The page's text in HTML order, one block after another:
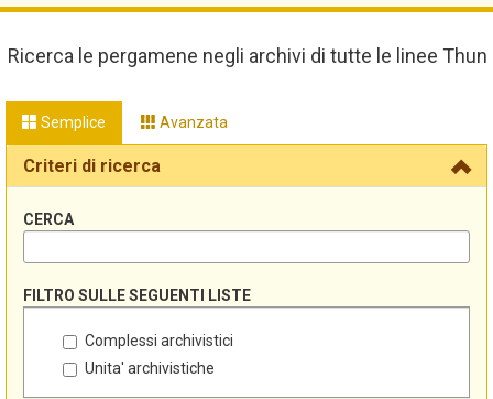
Ricerca le pergamene negli archivi di tutte le linee Thun
Semplice Avanzata
Criteri di ricerca
CERCA
FILTRO SULLE SEGUENTI LISTE
Complessi archivistici
Unita' archivistiche